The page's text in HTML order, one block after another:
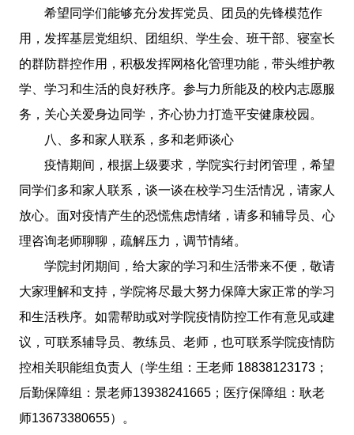
希望同学们能够充分发挥党员、团员的先锋模范作
用，发挥基层党组织、团组织、学生会、班干部、寝室长
的群防群控作用，积极发挥网格化管理功能，带头维护教
学、学习和生活的良好秩序。参与力所能及的校内志愿服
务，关心关爱身边同学，齐心协力打造平安健康校园。
八、多和家人联系，多和老师谈心
疫情期间，根据上级要求，学院实行封闭管理，希望
同学们多和家人联系，谈一谈在校学习生活情况，请家人
放心。面对疫情产生的恐慌焦虑情绪，请多和辅导员、心
理咨询老师聊聊，疏解压力，调节情绪。
学院封闭期间，给大家的学习和生活带来不便，敬请
大家理解和支持，学院将尽最大努力保障大家正常的学习
和生活秩序。如需帮助或对学院疫情防控工作有意见或建
议，可联系辅导员、教练员、老师，也可联系学院疫情防
控相关职能组负责人（学生组：王老师 18838123173；
后勤保障组：景老师13938241665；医疗保障组：耿老
师13673380655）。